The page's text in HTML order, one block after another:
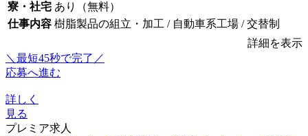
寮・社宅 あり（無料）
仕事内容 樹脂製品の組立・加工 / 自動車系工場 / 交替制
詳細を表示
＼最短45秒で完了／
応募へ進む
詳しく
見る
プレミア求人